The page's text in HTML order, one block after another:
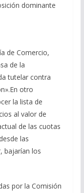
dominante
de Comercio,
de la
tutelar contra
otro
la lista de
al valor de
de las cuotas
las
bajarían los
por la Comisión